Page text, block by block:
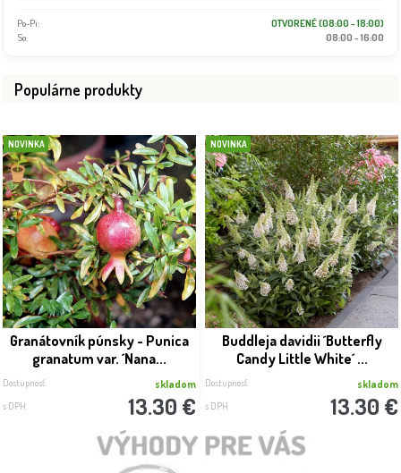
Po-Pi:
OTVORENÉ (08:00 - 18:00)
So:
08:00 - 16:00
Populárne produkty
NOVINKA
Granátovník púnsky - Punica
granatum var. ´Nana...
Dostupnosť: skladom
s DPH 13.30 €
NOVINKA
Buddleja davidii ´Butterfly
Candy Little White´ ...
Dostupnosť: skladom
s DPH 13.30 €